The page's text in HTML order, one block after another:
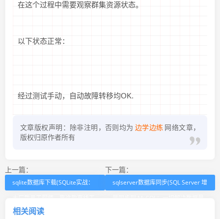
在这个过程中需要观察群集资源状态。
以下状态正常：
经过测试手动，自动故障转移均OK.
文章版权声明：除非注明，否则均为 边学边练 网络文章，
版权归原作者所有
上一篇：
sqlite数据库下载(SQLite实战：
具18个月赚690万)
下一篇：
sqlserver数据库同步(SQL Server 增
相关阅读